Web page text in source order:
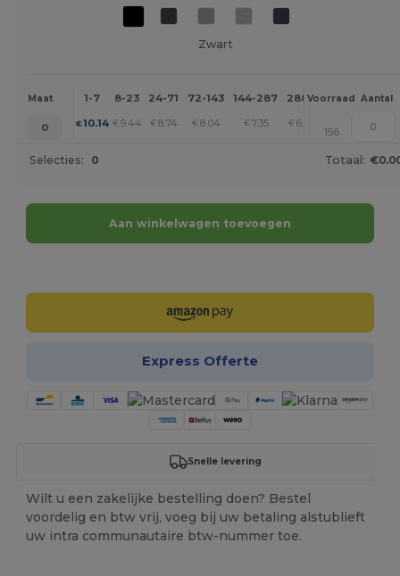
Zwart
Maat 1-7 8-23 24-71 72-143 144-287 288 + Meer
Voorraad Aantal
0 €10.14 € 9.44 € 8.74 € 8.04 € 7.35 € 6.99 +
156
Selecties: 0 Totaal:
Aan winkelwagen toevoegen
Express Offerte
Snelle levering
Wilt u een zakelijke bestelling doen? Bestel
voordelig en btw vrij, voeg bij uw betaling alstublieft
uw intra communautaire btw-nummer toe.